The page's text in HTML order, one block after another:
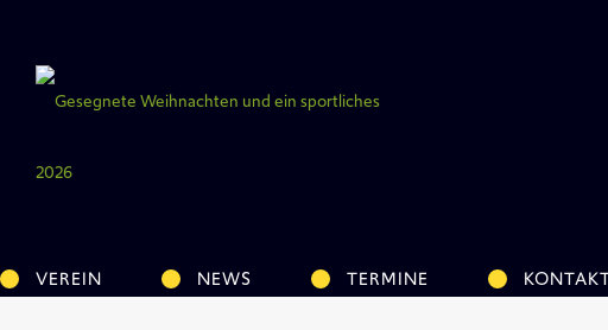
VEREIN NEWS TERMINE